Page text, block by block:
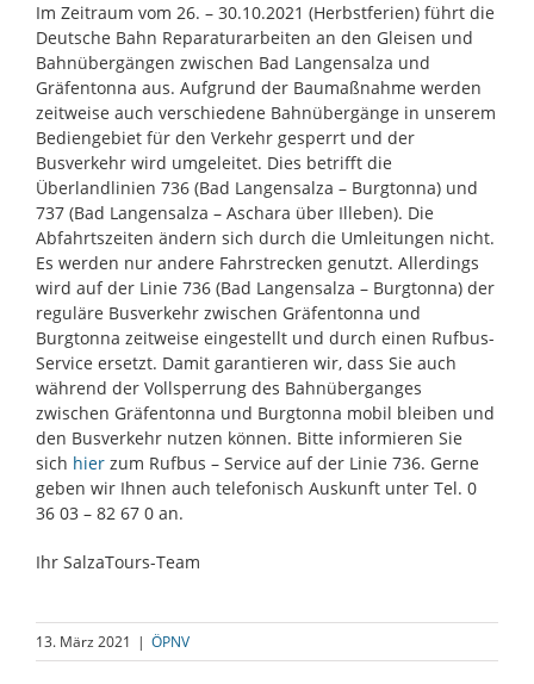
Im Zeitraum vom 26. – 30.10.2021 (Herbstferien) führt die
Deutsche Bahn Reparaturarbeiten an den Gleisen und
Bahnübergängen zwischen Bad Langensalza und
Gräfentonna aus. Aufgrund der Baumaßnahme werden
zeitweise auch verschiedene Bahnübergänge in unserem
Bediengebiet für den Verkehr gesperrt und der
Busverkehr wird umgeleitet. Dies betrifft die
Überlandlinien 736 (Bad Langensalza – Burgtonna) und
737 (Bad Langensalza – Aschara über Illeben). Die
Abfahrtszeiten ändern sich durch die Umleitungen nicht.
Es werden nur andere Fahrstrecken genutzt. Allerdings
wird auf der Linie 736 (Bad Langensalza – Burgtonna) der
reguläre Busverkehr zwischen Gräfentonna und
Burgtonna zeitweise eingestellt und durch einen Rufbus-
Service ersetzt. Damit garantieren wir, dass Sie auch
während der Vollsperrung des Bahnüberganges
zwischen Gräfentonna und Burgtonna mobil bleiben und
den Busverkehr nutzen können. Bitte informieren Sie
sich hierzum Rufbus – Service auf der Linie 736. Gerne
geben wir Ihnen auch telefonisch Auskunft unter Tel. 0
36 03 – 82 67 0 an.
Ihr SalzaTours-Team
13. März 2021 | ÖPNV